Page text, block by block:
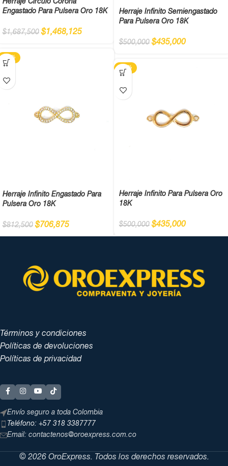
Herraje Círculo Corona
Engastado Para Pulsera Oro 18K
$1,687,500 $1,468,125
Herraje Infinito Semiengastado
Para Pulsera Oro 18K
$500,000 $435,000
-13%
Herraje Infinito Engastado Para
Pulsera Oro 18K
$812,500 $706,875
-13%
Herraje Infinito Para Pulsera Oro
18K
$500,000 $435,000
Términos y condiciones
Políticas de devoluciones
Políticas de privacidad
Envío seguro a toda Colombia
Teléfono: +57 318 3387777
Email: contactenos@oroexpress.com.co
© 2026 OroExpress. Todos los derechos reservados.